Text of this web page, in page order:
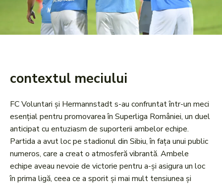
contextul meciului
FC Voluntari și Hermannstadt s-au confruntat într-un meci
esențial pentru promovarea în Superliga României, un duel
anticipat cu entuziasm de suporterii ambelor echipe.
Partida a avut loc pe stadionul din Sibiu, în fața unui public
numeros, care a creat o atmosferă vibrantă. Ambele
echipe aveau nevoie de victorie pentru a-și asigura un loc
în prima ligă, ceea ce a sporit și mai mult tensiunea și